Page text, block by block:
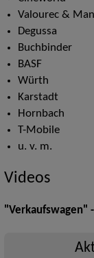
Valourec &
Degussa
Buchbinder
BASF
Würth
Karstadt
Hornbach
T-Mobile
u. v. m.
Videos
"Verkaufswagen"